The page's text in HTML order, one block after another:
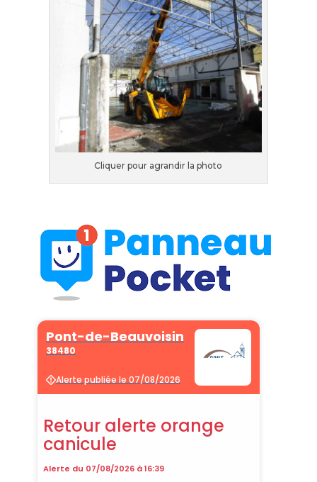
Cliquer pour agrandir la photo